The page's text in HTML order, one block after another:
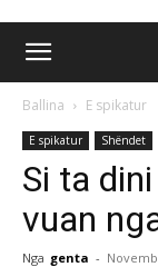
Ballina E spikatur
E spikatur Shëndet
Si ta
vuan
Nga genta -